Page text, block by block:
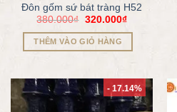
Đôn gốm sứ bát tràng H52
380.000₫ 320.000₫
THÊM VÀO GIỎ HÀNG
- 17.14%